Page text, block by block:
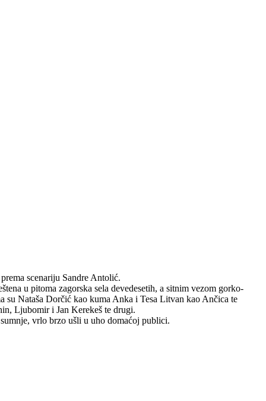
scenariju Sandre Antolić.
u pitoma zagorska sela devedesetih, a sitnim vezom gorko-
su Nataša Dorčić kao kuma Anka i Tesa Litvan kao Ančica te
Ljubomir i Jan Kerekeš te drugi.
vrlo brzo ušli u uho domaćoj publici.